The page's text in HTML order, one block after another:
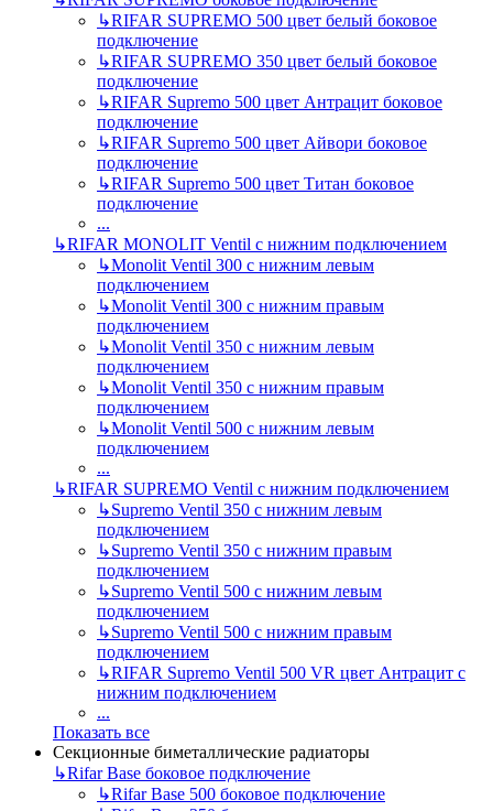
↳RIFAR SUPREMO 500 цвет белый боковое
подключение
↳RIFAR SUPREMO 350 цвет белый боковое
подключение
↳RIFAR Supremo 500 цвет Антрацит боковое
подключение
↳RIFAR Supremo 500 цвет Айвори боковое
подключение
↳RIFAR Supremo 500 цвет Титан боковое
подключение
...
↳RIFAR MONOLIT Ventil с нижним подключением
↳Monolit Ventil 300 с нижним левым
подключением
↳Monolit Ventil 300 с нижним правым
подключением
↳Monolit Ventil 350 с нижним левым
подключением
↳Monolit Ventil 350 с нижним правым
подключением
↳Monolit Ventil 500 с нижним левым
подключением
...
↳RIFAR SUPREMO Ventil с нижним подключением
↳Supremo Ventil 350 с нижним левым
подключением
↳Supremo Ventil 350 с нижним правым
подключением
↳Supremo Ventil 500 с нижним левым
подключением
↳Supremo Ventil 500 с нижним правым
подключением
↳RIFAR Supremo Ventil 500 VR цвет Антрацит с
нижним подключением
...
Показать все
Секционные биметаллические радиаторы
↳Rifar Base боковое подключение
↳Rifar Base 500 боковое подключение